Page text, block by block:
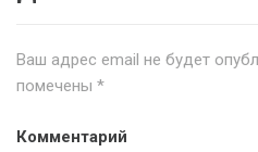
Ваш адрес email не будет
помечены *
Комментарий